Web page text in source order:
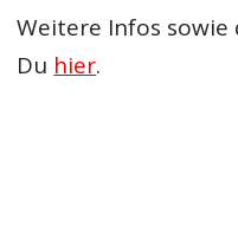
Weitere Infos
Du hier.